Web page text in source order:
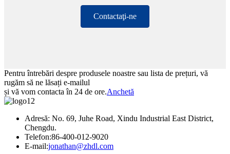
Contactaţi-ne
Pentru întrebări despre produsele noastre sau lista de prețuri, vă
rugăm să ne lăsați e-mailul
și vă vom contacta în 24 de ore.Anchetă
Adresă: No. 69, Juhe Road, Xindu Industrial East District,
Chengdu.
Telefon:86-400-012-9020
E-mail:jonathan@zhdl.com